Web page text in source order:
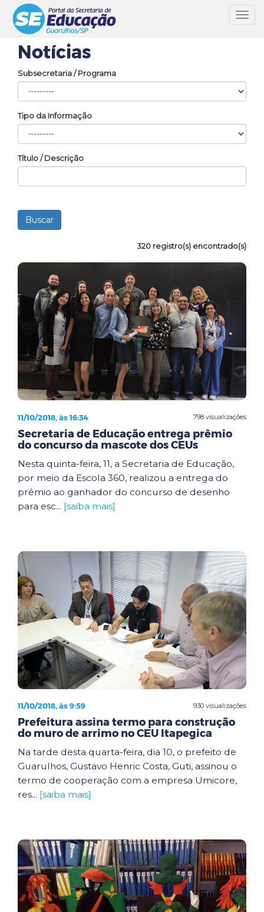
Notícias
Subsecretaria / Programa
Tipo da Informação
Título / Descrição
320 registro(s) encontrado(s)
798 visualizações
11/10/2018, às 16:34
Secretaria de Educação entrega prêmio
do concurso da mascote dos CEUs
Nesta quinta-feira, 11, a Secretaria de Educação,
por meio da Escola 360, realizou a entrega do
prêmio ao ganhador do concurso de desenho
para esc... [saiba mais]
930 visualizações
11/10/2018, às 9:59
Prefeitura assina termo para construção
do muro de arrimo no CEU Itapegica
Na tarde desta quarta-feira, dia 10, o prefeito de
Guarulhos, Gustavo Henric Costa, Guti, assinou o
termo de cooperação com a empresa Umicore,
res... [saiba mais]